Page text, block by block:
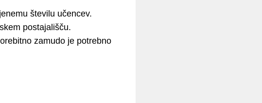
številu učencev.
postajališču.
zamudo je potrebno